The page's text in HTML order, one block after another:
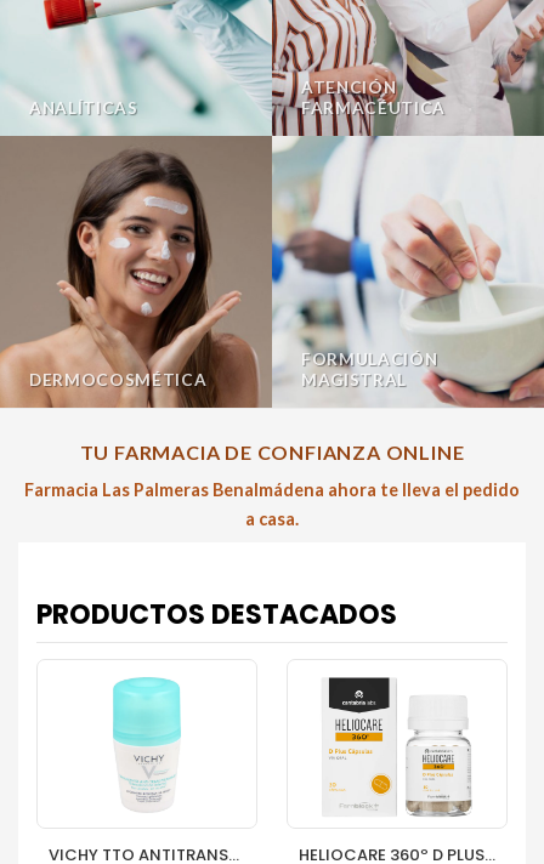
ANALÍTICAS
ATENCIÓN
FARMACÉUTICA
DERMOCOSMÉTICA
FORMULACIÓN
MAGISTRAL
TU FARMACIA DE CONFIANZA ONLINE
Farmacia Las Palmeras Benalmádena ahora te lleva el pedido
a casa.